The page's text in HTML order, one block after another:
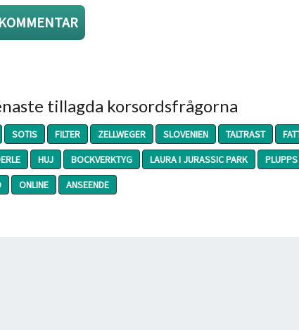
tillagda korsordsfrågorna
SOTIS FILTER ZELLWEGER SLOVENIEN TALTRAST
HUJ BOCKVERKTYG LAURA I JURASSIC PARK
ONLINE ANSEENDE